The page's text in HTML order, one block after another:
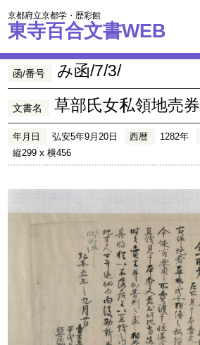
京都府立京都学・歴彩館
東寺百合文書WEB
函/番号 み函/7/3/
文書名 草部氏女私領地売券
年月日 弘安5年9月20日 西暦 1282年
縦299 x 横456